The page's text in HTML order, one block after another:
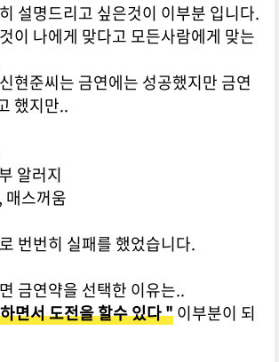
설명드리고 싶은것이 이부분 입니다.
이 나에게 맞다고 모든사람에게 맞는
현준씨는 금연에는 성공했지만 금연
했지만..
알러지
매스꺼움
번번히 실패를 했었습니다.
금연약을 선택한 이유는..
면서 도전을 할수 있다 "이부분이 되